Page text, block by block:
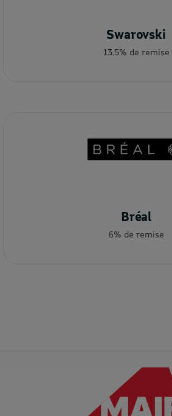
Swarovski
13.5% de remise
Bréal
6% de remise